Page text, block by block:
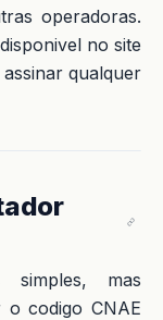
operadoras.
no site
qualquer
simples, mas
codigo CNAE